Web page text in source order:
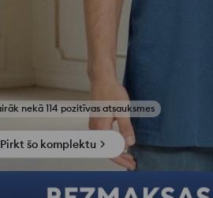
Skatīt fotoattēlus no atsauksmēm
Pirkt šo komplektu